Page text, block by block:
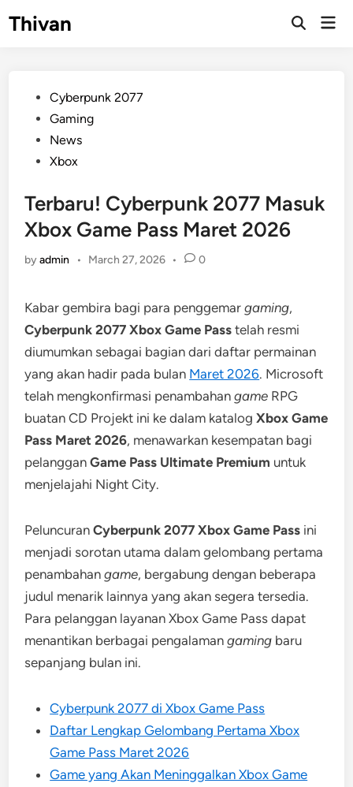
Thivan
Open
PostedCyberpunk 2077
Gaming
News
Xbox
Terbaru! Cyberpunk 2077 Masuk
Xbox Game Pass Maret 2026
byadmin • March 27, 2026 • 0
Kabar gembira bagi para penggemargaming,
Cyberpunk 2077 Xbox Game Pass telah resmi
diumumkan sebagai bagian dari daftar permainan
yang akan hadir pada bulan Maret 2026. Microsoft
telah mengkonfirmasi penambahangame RPG
buatan CD Projekt ini ke dalam katalogXbox Game
Pass Maret 2026, menawarkan kesempatan bagi
pelangganGame Pass Ultimate Premium untuk
menjelajahi Night City.
PeluncuranCyberpunk 2077 Xbox Game Pass ini
menjadi sorotan utama dalam gelombang pertama
penambahangame, bergabung dengan beberapa
judul menarik lainnya yang akan segera tersedia.
Para pelanggan layanan Xbox Game Pass dapat
menantikan berbagai pengalamangaming baru
sepanjang bulan ini.
Cyberpunk 2077 di Xbox Game Pass
Daftar Lengkap Gelombang Pertama Xbox
Game Pass Maret 2026
Game yang Akan Meninggalkan Xbox Game